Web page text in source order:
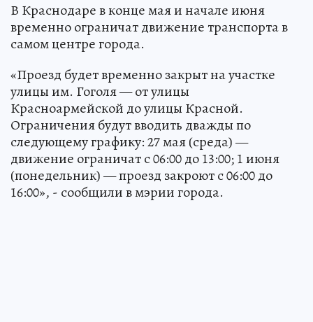
В Краснодаре в конце мая и начале июня
временно ограничат движение транспорта в
самом центре города.
«Проезд будет временно закрыт на участке
улицы им. Гоголя — от улицы
Красноармейской до улицы Красной.
Ограничения будут вводить дважды по
следующему графику: 27 мая (среда) —
движение ограничат с 06:00 до 13:00; 1 июня
(понедельник) — проезд закроют с 06:00 до
16:00», - сообщили в мэрии города.